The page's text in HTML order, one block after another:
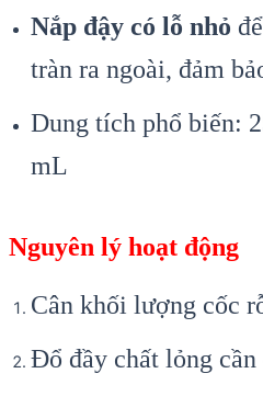
Nắp đậy có lỗ nhỏ
tràn ra ngoài, đảm
Dung tích phổ biến:
mL
Nguyên lý hoạt động
Cân khối lượng cốc
Đổ đầy chất lỏng cần